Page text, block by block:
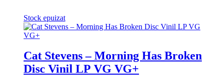
Stock epuizat
Cat Stevens – Morning Has Broken
Disc Vinil LP VG VG+